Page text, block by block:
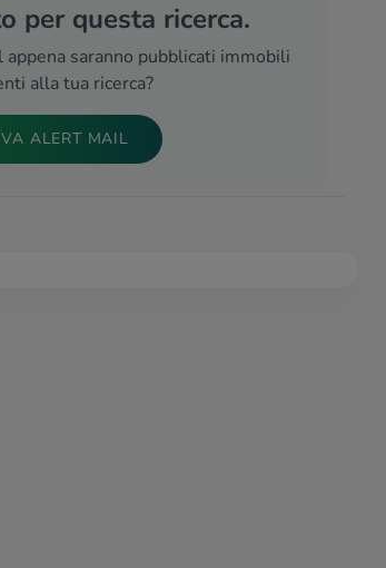
per questa ricerca.
saranno pubblicati immobili
alla tua ricerca?
ALERT MAIL